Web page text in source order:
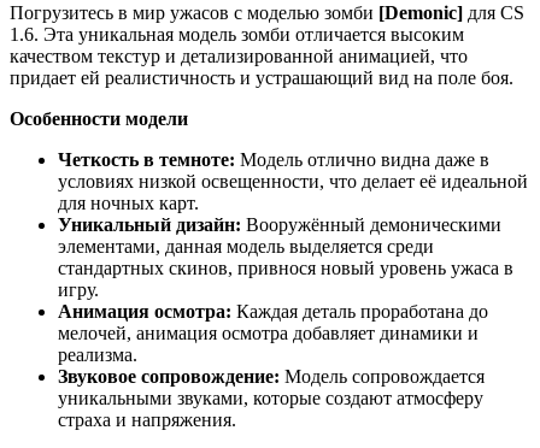
Погрузитесь в мир ужасов с моделью зомби [Demonic] для CS
1.6. Эта уникальная модель зомби отличается высоким
качеством текстур и детализированной анимацией, что
придает ей реалистичность и устрашающий вид на поле боя.
Особенности модели
Четкость в темноте: Модель отлично видна даже в
условиях низкой освещенности, что делает её идеальной
для ночных карт.
Уникальный дизайн: Вооружённый демоническими
элементами, данная модель выделяется среди
стандартных скинов, привнося новый уровень ужаса в
игру.
Анимация осмотра: Каждая деталь проработана до
мелочей, анимация осмотра добавляет динамики и
реализма.
Звуковое сопровождение: Модель сопровождается
уникальными звуками, которые создают атмосферу
страха и напряжения.